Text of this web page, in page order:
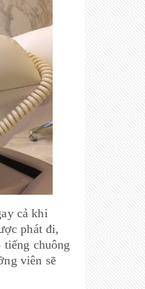
cả khi
phát đi,
chuông
viên sẽ